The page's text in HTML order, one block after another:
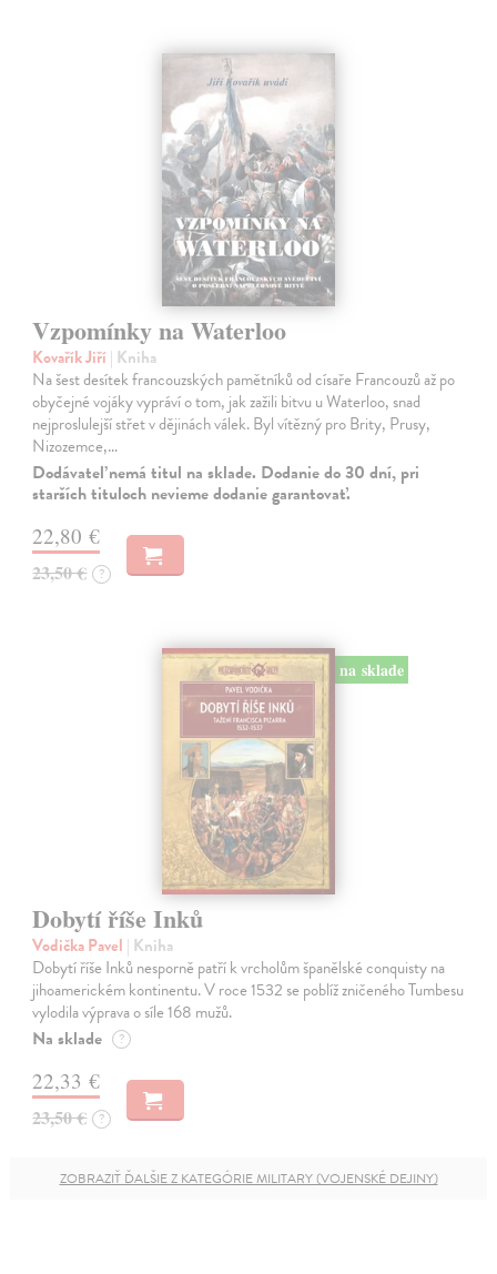
Vzpomínky na Waterloo
Kovařík Jiří | Kniha
Na šest desítek francouzských pamětníků od císaře Francouzů až po
obyčejné vojáky vypráví o tom, jak zažili bitvu u Waterloo, snad
nejproslulejší střet v dějinách válek. Byl vítězný pro Brity, Prusy,
Nizozemce,…
Dodávateľ nemá titul na sklade. Dodanie do 30 dní, pri
starších tituloch nevieme dodanie garantovať.
22,80 €
23,50 € ?
na sklade
Dobytí říše Inků
Vodička Pavel | Kniha
Dobytí říše Inků nesporně patří k vrcholům španělské conquisty na
jihoamerickém kontinentu. V roce 1532 se poblíž zničeného Tumbesu
vylodila výprava o síle 168 mužů.
Na sklade ?
22,33 €
23,50 € ?
ZOBRAZIŤ ĎALŠIE Z KATEGÓRIE MILITARY (VOJENSKÉ DEJINY)